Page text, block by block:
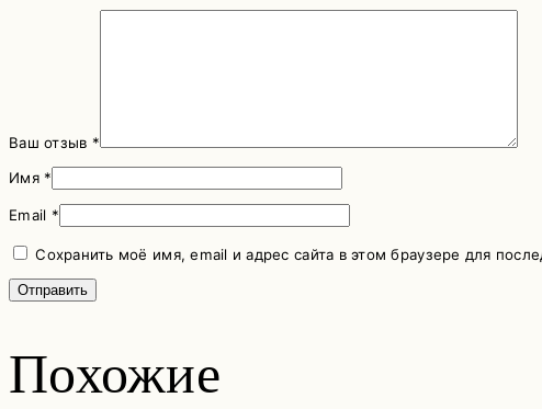
Ваш отзыв *
Имя *
Email *
Сохранить моё имя, email и адрес сайта в этом браузере для
Похожие